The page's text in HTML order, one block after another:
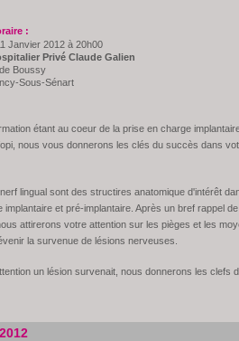
:
Janvier 2012 à 20h00
Privé Claude Galien
Boussy
Sous-Sénart
étant au coeur de la prise en charge
nous vous donnerons les clés du succès dans
lingual sont des structires anatomique d'intérêt
implantaire et pré-implantaire. Après un bref rappel de
attirerons votre attention sur les pièges et les
la survenue de lésions nerveuses
un lésion survenait, nous donnerons les clefs